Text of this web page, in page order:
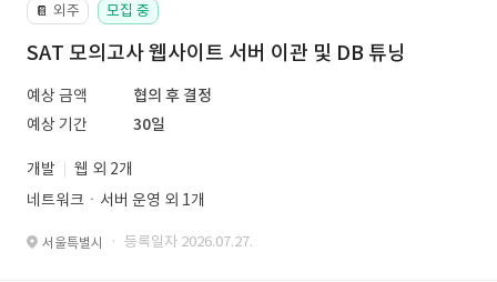
📔 외주 모집 중
SAT 모의고사 웹사이트 서버 이관 및 DB 튜닝
예상 금액
협의 후 결정
예상 기간
30일
개발
웹 외 2개
네트워크ㆍ서버 운영 외 1개
서울특별시 · 등록일자 2026.07.27.